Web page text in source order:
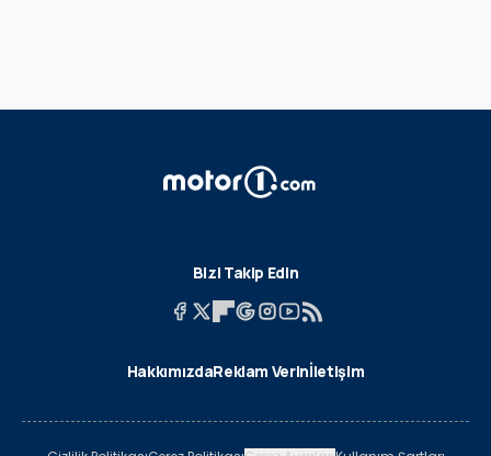
Bizi Takip Edin
HakkımızdaReklam Verinİletişim